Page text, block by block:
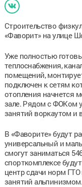
Строительство
«Фаворит» на улице
Уже полностью
теплоснабжения,
помещений,
подключен к сетям
отопления начнется
зале. Рядом с ФОКом
занятий воркаутом и
В «Фаворите» будут
универсальный и
смогут заниматься
спорткомплексе
центр сдачи норм
занятий альпинизмом.